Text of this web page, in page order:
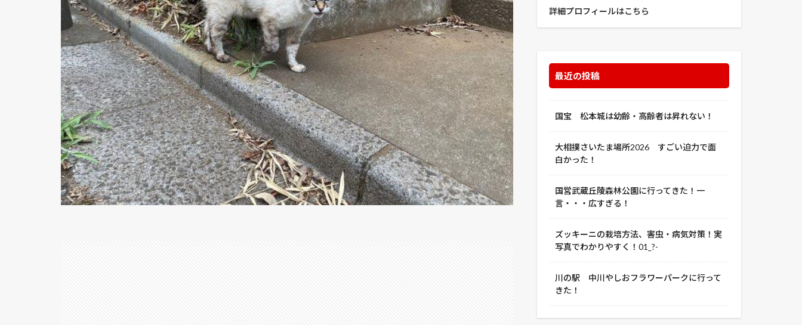
詳細プロフィールはこちら
最近の投稿
国宝 松本城は幼齢・高齢者は昇れない！
大相撲さいたま場所2026 すごい迫力で面
白かった！
国営武蔵丘陵森林公園に行ってきた！一
言・・・広すぎる！
ズッキーニの栽培方法、害虫・病気対策！実
写真でわかりやすく！01_?-
川の駅 中川やしおフラワーパークに行って
きた！